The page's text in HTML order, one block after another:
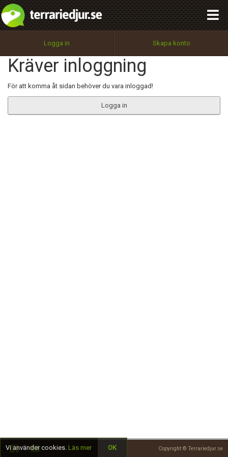
Logga in Skapa konto
Kräver inloggning
För att komma åt sidan behöver du vara inloggad!
Logga in
Copyright © Terrariedjur.se
Utför
100%
OK
integritetspolicy
Namn:
Epost:
Begär nytt lösenord
Tillbaka till förstasidan
Vi använder cookies. Läs mer OK